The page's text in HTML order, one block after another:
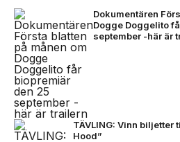
Dokumentären
Dogge Doggelito
september -här är
TÄVLING: Vinn biljetter
Hood”